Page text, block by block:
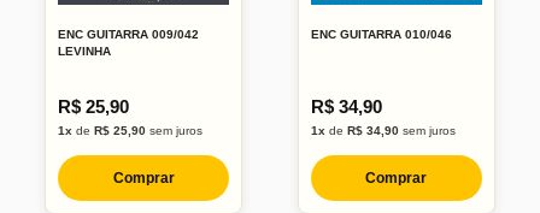
ENC GUITARRA 009/042
LEVINHA
R$ 25,90
1x de R$ 25,90 sem juros
Comprar
ENC GUITARRA 010/046
R$ 34,90
1xde R$ 34,90sem juros
Comprar